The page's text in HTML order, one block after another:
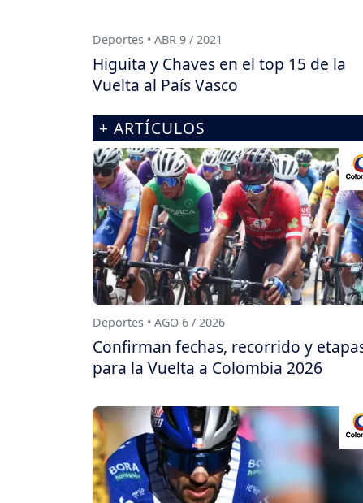
Deportes • ABR 9 / 2021
Higuita y Chaves en el top 15 de la
Vuelta al País Vasco
+ ARTÍCULOS
Deportes • AGO 6 / 2026
Confirman fechas, recorrido y
para la Vuelta a Colombia 2026